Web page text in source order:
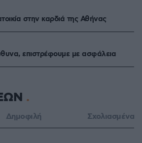
στην καρδιά της Αθήνας
επιστρέφουμε με ασφάλεια
Δημοφιλή Σχολιασμένα